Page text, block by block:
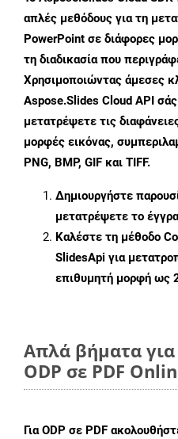
απλές μεθόδους για τη
PowerPoint σε διάφορες
τη διαδικασία που
Χρησιμοποιώντας άμεσες
Aspose.Slides Cloud API
μετατρέψετε τις
μορφές εικόνας,
PNG, BMP, GIF και TIFF.
Δημιουργήστε
μετατρέψετε το
Καλέστε τη μέθοδο
SlidesApi για
επιθυμητή μορφή ως
Απλά βήματα
ODP σε PDF
ΓιαODP σε PDF